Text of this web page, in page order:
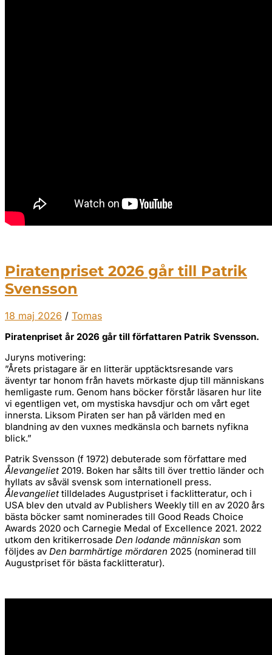
Piratenpriset 2026 går till Patrik
Svensson
18 maj 2026 / Tomas
Piratenpriset år 2026 går till författaren Patrik Svensson.
Juryns motivering:
”Årets pristagare är en litterär upptäcktsresande vars
äventyr tar honom från havets mörkaste djup till människans
hemligaste rum. Genom hans böcker förstår läsaren hur lite
vi egentligen vet, om mystiska havsdjur och om vårt eget
innersta. Liksom Piraten ser han på världen med en
blandning av den vuxnes medkänsla och barnets nyfikna
blick.”
Patrik Svensson (f 1972) debuterade som författare med
Ålevangeliet 2019. Boken har sålts till över trettio länder och
hyllats av såväl svensk som internationell press.
Ålevangeliet tilldelades Augustpriset i facklitteratur, och i
USA blev den utvald av Publishers Weekly till en av 2020 års
bästa böcker samt nominerades till Good Reads Choice
Awards 2020 och Carnegie Medal of Excellence 2021. 2022
utkom den kritikerrosade Den lodande människan som
följdes av Den barmhärtige mördaren 2025 (nominerad till
Augustpriset för bästa facklitteratur).